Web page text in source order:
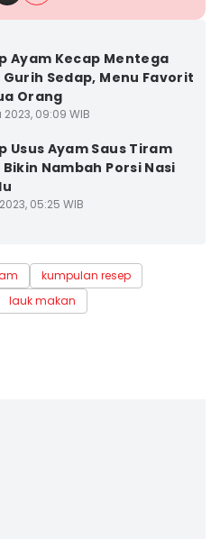
Ayam Kecap Mentega
Sedap, Menu Favorit
Orang
2023, 09:09 WIB
Usus Ayam Saus Tiram
Nambah Porsi Nasi
05:25 WIB
kumpulan resep
lauk makan